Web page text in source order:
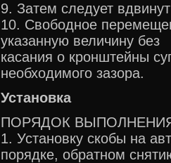
9. Затем следует
10. Свободное
указанную величину без
касания о кронштейны
необходимого зазора.
Установка
ПОРЯДОК
1. Установку скобы на
порядке, обратном